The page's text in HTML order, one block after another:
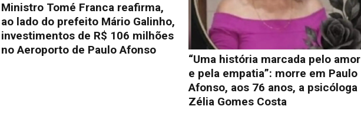
Ministro Tomé Franca reafirma,
ao lado do prefeito Mário Galinho,
investimentos de R$ 106 milhões
no Aeroporto de Paulo Afonso
“Uma história marcada pelo amor
e pela empatia”: morre em Paulo
Afonso, aos 76 anos, a psicóloga
Zélia Gomes Costa